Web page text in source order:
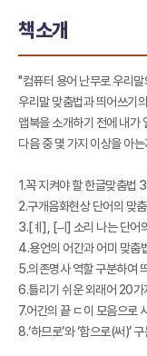
책소개
"컴퓨터 용어 난무로 우리
우리말 맞춤법과 띄어쓰기
앱북을 소개하기 전에 내가
다음 중 몇 가지 이상을 아
1.꼭 지켜야 할 한글맞춤법
2.구개음화현상 단어의 맞
3.[ㅖ], [ㅢ] 소리 나는 단어
4.용언의 어간과 어미 맞춤
5.의존명사 역할 구분하여
6.틀리기 쉬운 외래어 20가
7.어간의 끝 ㄷ이 모음으로
8.‘하므로’와 ‘함으로(써)’